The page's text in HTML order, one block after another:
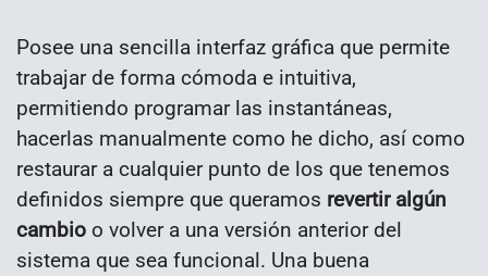
Posee una sencilla interfaz gráfica que permite
trabajar de forma cómoda e intuitiva,
permitiendo programar las instantáneas,
hacerlas manualmente como he dicho, así como
restaurar a cualquier punto de los que tenemos
definidos siempre que queramos revertir algún
cambio o volver a una versión anterior del
sistema que sea funcional. Una buena